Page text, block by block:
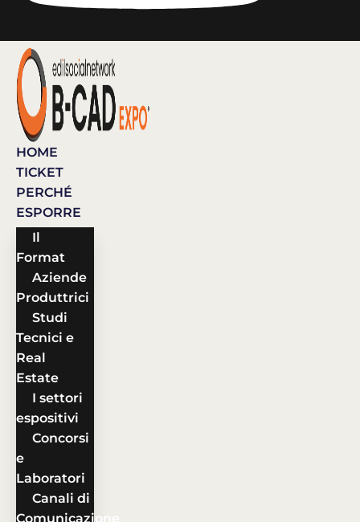
HOME
TICKET
PERCHÉ
ESPORRE
Il
Format
Aziende
Produttrici
Studi
Tecnici e
Real
Estate
I settori
espositivi
Concorsi
e
Laboratori
Canali di
Comunicazione